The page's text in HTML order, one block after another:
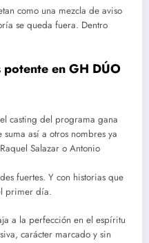
como una mezcla de aviso
se queda fuera. Dentro
potente en GH DÚO
casting del programa gana
así a otros nombres ya
Salazar o Antonio
fuertes. Y con historias que
primer día.
a la perfección en el espíritu
carácter marcado y sin